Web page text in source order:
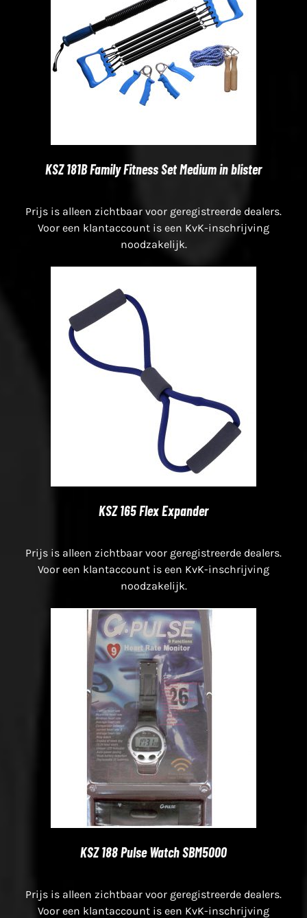
KSZ 181B Family Fitness Set Medium in blister
Prijs is alleen zichtbaar voor geregistreerde dealers.
Voor een klantaccount is een KvK-inschrijving
noodzakelijk.
KSZ 165 Flex Expander
Prijs is alleen zichtbaar voor geregistreerde dealers.
Voor een klantaccount is een KvK-inschrijving
noodzakelijk.
KSZ 188 Pulse Watch SBM5000
Prijs is alleen zichtbaar voor geregistreerde dealers.
Voor een klantaccount is een KvK-inschrijving